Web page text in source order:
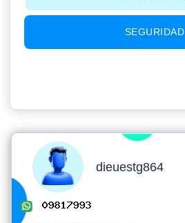
SEGURIDAD
dieuestg864